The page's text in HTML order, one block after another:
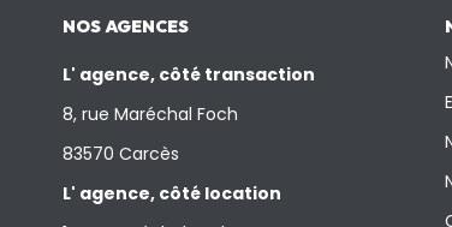
NOS AGENCES
L' agence, côté transaction
8, rue Maréchal Foch
83570 Carcès
L' agence, côté location